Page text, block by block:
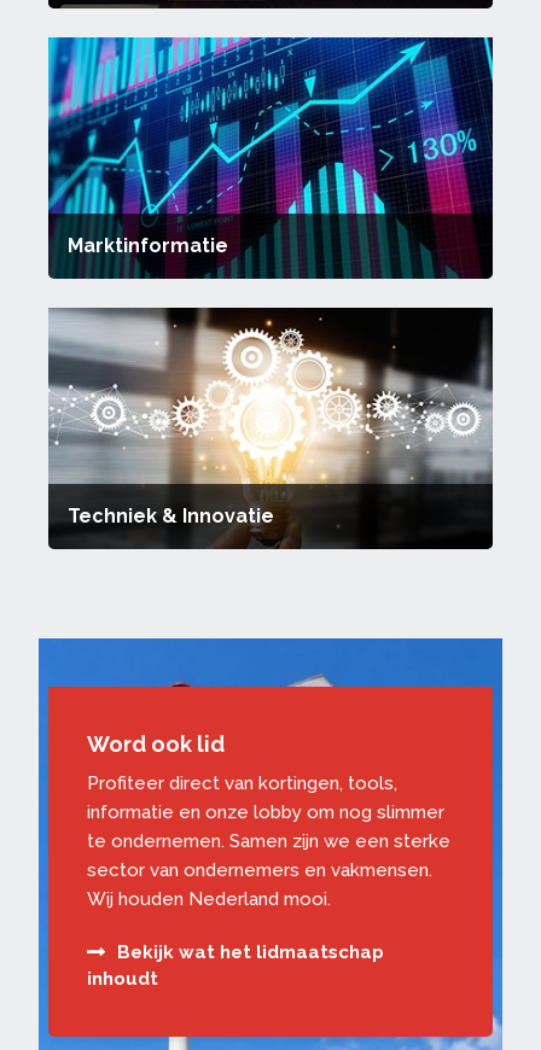
Marktinformatie
Techniek & Innovatie
Word ook lid
Profiteer direct van kortingen, tools,
informatie en onze lobby om nog slimmer
te ondernemen. Samen zijn we een sterke
sector van ondernemers en vakmensen.
Wij houden Nederland mooi.
Bekijk wat het lidmaatschap
inhoudt